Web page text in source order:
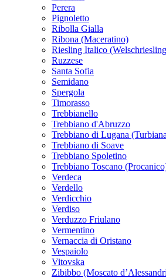
Pecorino
Perera
Pignoletto
Ribolla Gialla
Ribona (Maceratino)
Riesling Italico (Welschriesling)
Ruzzese
Santa Sofia
Semidano
Spergola
Timorasso
Trebbianello
Trebbiano d'Abruzzo
Trebbiano di Lugana (Turbiana)
Trebbiano di Soave
Trebbiano Spoletino
Trebbiano Toscano (Procanico)
Verdeca
Verdello
Verdicchio
Verdiso
Verduzzo Friulano
Vermentino
Vernaccia di Oristano
Vespaiolo
Vitovska